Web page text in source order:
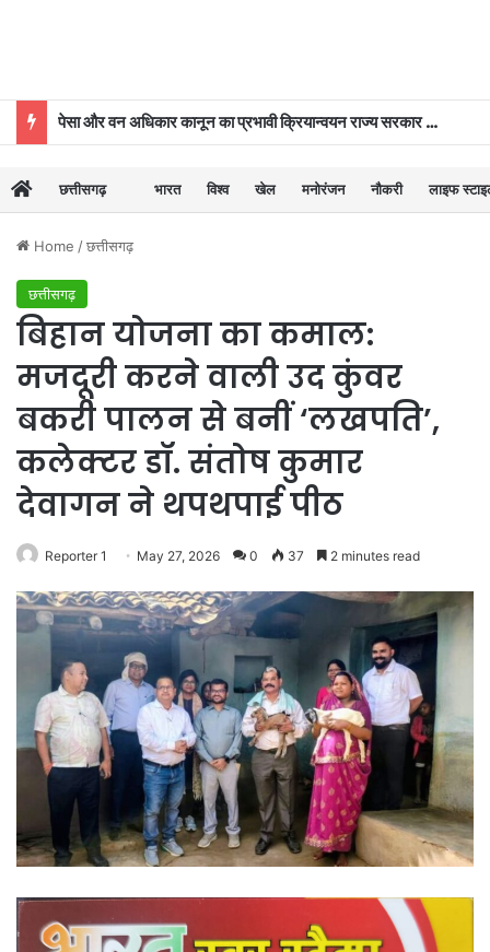
पेसा और वन अधिकार कानून का प्रभावी क्रियान्वयन राज्य सरकार की प्राथमिकताओं में शामिल : मुख्यमंत्री विष्णुदेव साय
छत्तीसगढ़ भारत विश्व खेल मनोरंजन नौकरी लाइफ
Home /छत्तीसगढ़
छत्तीसगढ़
बिहान योजना का कमाल:
मजदूरी करने वाली उद कुंवर
बकरी पालन से बनीं ‘लखपति’,
कलेक्टर डॉ. संतोष कुमार
देवागन ने थपथपाई पीठ
Reporter 1 May 27, 2026 0 37 2 minutes read